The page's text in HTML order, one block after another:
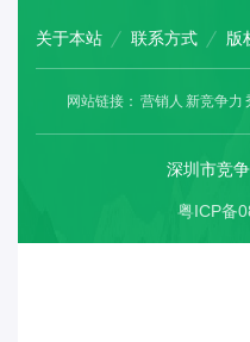
关于本站 联系方式 版
网站链接： 营销人 新竞争力
深圳市竞
粤ICP备